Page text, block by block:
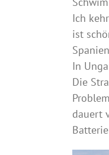
Ich
ist
In
Die
dauert